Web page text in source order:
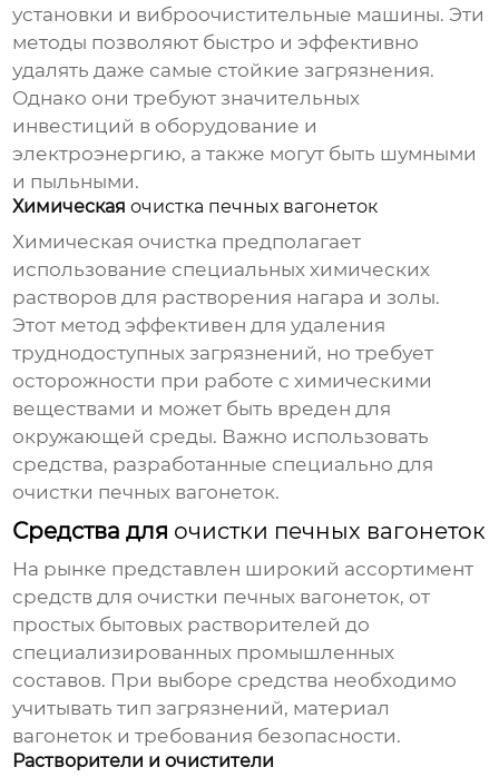
установки и виброочистительные машины. Эти
методы позволяют быстро и эффективно
удалять даже самые стойкие загрязнения.
Однако они требуют значительных
инвестиций в оборудование и
электроэнергию, а также могут быть шумными
и пыльными.
Химическаяочистка печных вагонеток
Химическая очистка предполагает
использование специальных химических
растворов для растворения нагара и золы.
Этот метод эффективен для удаления
труднодоступных загрязнений, но требует
осторожности при работе с химическими
веществами и может быть вреден для
окружающей среды. Важно использовать
средства, разработанные специально для
очистки печных вагонеток.
Средства для очистки печных вагонеток
На рынке представлен широкий ассортимент
средств для очистки печных вагонеток, от
простых бытовых растворителей до
специализированных промышленных
составов. При выборе средства необходимо
учитывать тип загрязнений, материал
вагонеток и требования безопасности.
Растворители и очистители